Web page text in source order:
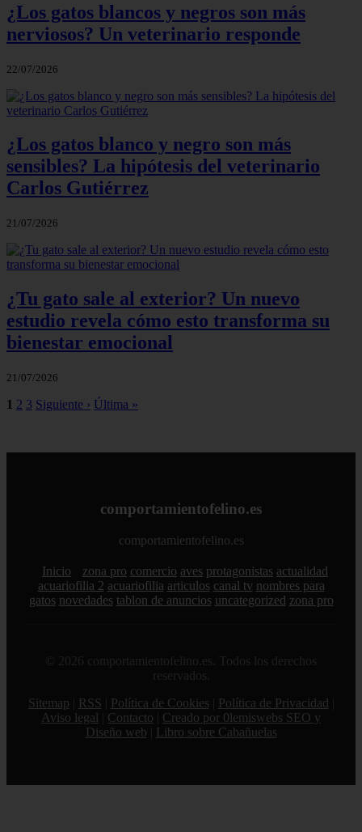
¿Los gatos blancos y negros son más
nerviosos? Un veterinario responde
22/07/2026
¿Los gatos blanco y negro son más
sensibles? La hipótesis del veterinario
Carlos Gutiérrez
21/07/2026
¿Tu gato sale al exterior? Un nuevo
estudio revela cómo esto transforma su
bienestar emocional
21/07/2026
1 2 3 Siguiente › Última »
comportamientofelino.es
comportamientofelino.es
Inicio zona pro comercio aves protagonistas actualidad
acuariofilia 2 acuariofilia articulos canal tv nombres para
gatos novedades tablon de anuncios uncategorized zona pro
© 2026 comportamientofelino.es. Todos los derechos
reservados.
Sitemap
RSS Política de Cookies Política de Privacidad
Aviso legal
Contacto
Creado por 0lemiswebs SEO y
Diseño web
Libro sobre Cabañuelas